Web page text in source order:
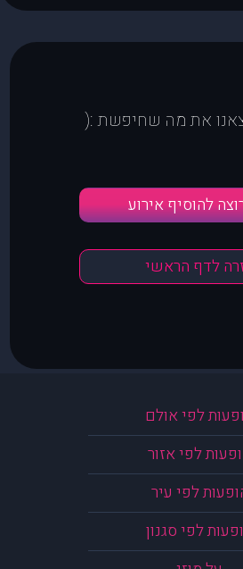
את מה שחיפשת :(
להוסיף אירוע
לדף הראשי
לפי אולם
לפי אזור
לפי עיר
לפי סגנון